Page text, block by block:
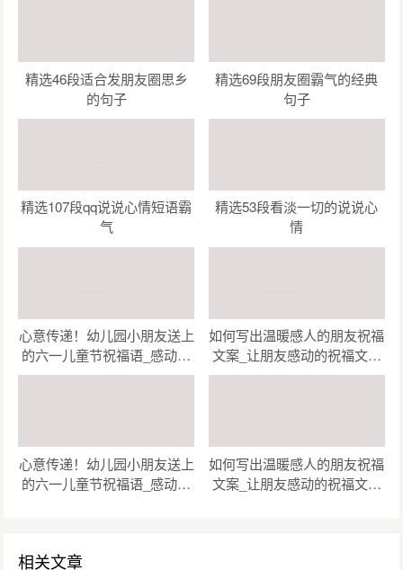
精选46段适合发朋友圈思乡
的句子
精选69段朋友圈霸气的经典
句子
精选107段qq说说心情短语霸
气
精选53段看淡一切的说说心
情
心意传递！幼儿园小朋友送上
的六一儿童节祝福语_感动瞬
间！幼儿园小朋友为六一儿童
如何写出温暖感人的朋友祝福
文案_让朋友感动的祝福文案
创作指南（精选47句）
心意传递！幼儿园小朋友送上
的六一儿童节祝福语_感动瞬
如何写出温暖感人的朋友祝福
文案_让朋友感动的祝福文案
相关文章